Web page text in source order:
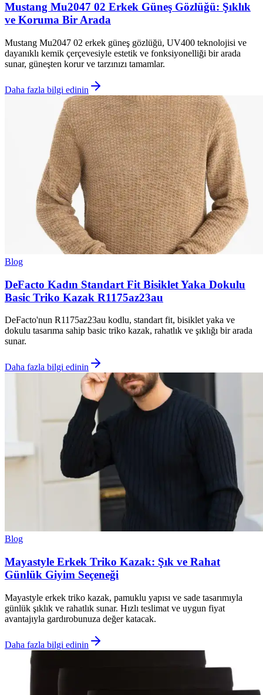
Mustang Mu2047 02 Erkek Güneş Gözlüğü: Şıklık
ve Koruma Bir Arada
Mustang Mu2047 02 erkek güneş gözlüğü, UV400 teknolojisi ve
dayanıklı kemik çerçevesiyle estetik ve fonksiyonelliği bir arada
sunar, güneşten korur ve tarzınızı tamamlar.
Daha fazla bilgi edinin
Blog
DeFacto Kadın Standart Fit Bisiklet Yaka Dokulu
Basic Triko Kazak R1175az23au
DeFacto'nun R1175az23au kodlu, standart fit, bisiklet yaka ve
dokulu tasarıma sahip basic triko kazak, rahatlık ve şıklığı bir arada
sunar.
Daha fazla bilgi edinin
Blog
Mayastyle Erkek Triko Kazak: Şık ve Rahat
Günlük Giyim Seçeneği
Mayastyle erkek triko kazak, pamuklu yapısı ve sade tasarımıyla
günlük şıklık ve rahatlık sunar. Hızlı teslimat ve uygun fiyat
avantajıyla gardırobunuza değer katacak.
Daha fazla bilgi edinin